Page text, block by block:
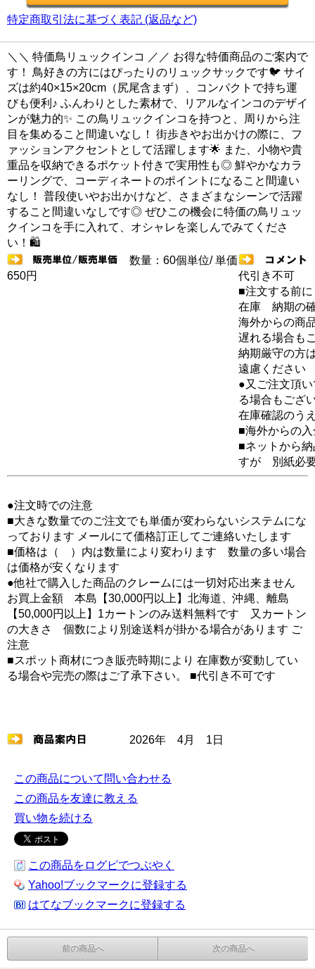
特定商取引法に基づく表記 (返品など)
＼＼ 特価鳥リュックインコ ／／ お得な特価商品のご案内で
す！ 鳥好きの方にはぴったりのリュックサックです🐦 サイ
ズは約40×15×20cm（尻尾含まず）、コンパクトで持ち運
びも便利♪ ふんわりとした素材で、リアルなインコのデザイ
ンが魅力的✨ この鳥リュックインコを持つと、周りから注
目を集めること間違いなし！ 街歩きやお出かけの際に、フ
ァッションアクセントとして活躍します🌟 また、小物や貴
重品を収納できるポケット付きで実用性も◎ 鮮やかなカラ
ーリングで、コーディネートのポイントになること間違い
なし！ 普段使いやお出かけなど、さまざまなシーンで活躍
すること間違いなしです◎ ぜひこの機会に特価の鳥リュッ
クインコを手に入れて、オシャレを楽しんでみてくださ
い！🛍️
数量：60個単位/ 単価
650円
代引き不可
■注文する前に
在庫 納期の
海外からの商
遅れる場合も
納期厳守の方
遠慮ください
●又ご注文頂
る場合もござ
在庫確認のう
■海外からの
■ネットから
すが 別紙必
●注文時での注意
■大きな数量でのご注文でも単価が変わらないシステムにな
っております メールにて価格訂正してご連絡いたします
■価格は（ ）内は数量により変わります 数量の多い場合
は価格が安くなります
●他社で購入した商品のクレームには一切対応出来ません
お買上金額 本島【30,000円以上】北海道、沖縄、離島
【50,000円以上】1カートンのみ送料無料です 又カートン
の大きさ 個数により別途送料が掛かる場合があります ご
注意
■スポット商材につき販売時期により 在庫数が変動してい
る場合や完売の際はご了承下さい。 ■代引き不可です
2026年 4月 1日
この商品について問い合わせる
この商品を友達に教える
買い物を続ける
この商品をログピでつぶやく
Yahoo!ブックマークに登録する
はてなブックマークに登録する
前の商品へ 次の商品へ